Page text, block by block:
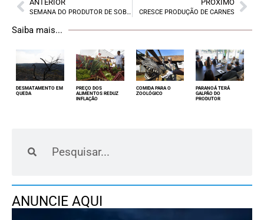
ANTERIOR
SEMANA DO PRODUTOR DE SOBRADINHO
PRÓXIMO
CRESCE PRODUÇÃO DE CARNES
Saiba mais...
DESMATAMENTO EM
QUEDA
PREÇO DOS
ALIMENTOS REDUZ
INFLAÇÃO
COMIDA PARA O
ZOOLÓGICO
PARANOÁ TERÁ
GALPÃO DO
PRODUTOR
ANUNCIE AQUI